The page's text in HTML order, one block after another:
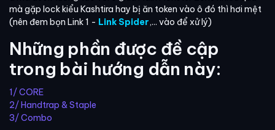
mà gặp lock kiểu Kashtira hay bị ăn token vào ô đó thì hơi mệt
(nên đem bọn Link 1 - Link Spider,... vào để xử lý)
Những phần được đề cập
trong bài hướng dẫn này:
1/ CORE
2/ Handtrap & Staple
3/ Combo